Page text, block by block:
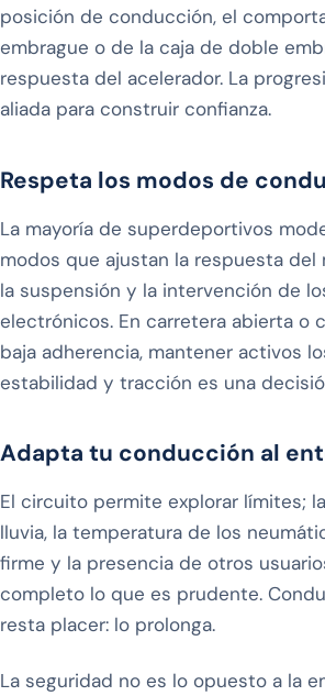
posición de conducción, el
embrague o de la caja de doble
respuesta del acelerador. La
aliada para construir confianza.
Respeta los modos de
La mayoría de superdeportivos
modos que ajustan la respuesta del
la suspensión y la intervención de
electrónicos. En carretera abierta o
baja adherencia, mantener activos
estabilidad y tracción es una
Adapta tu conducción al
El circuito permite explorar límites;
lluvia, la temperatura de los
firme y la presencia de otros
completo lo que es prudente.
resta placer: lo prolonga.
La seguridad no es lo opuesto a la